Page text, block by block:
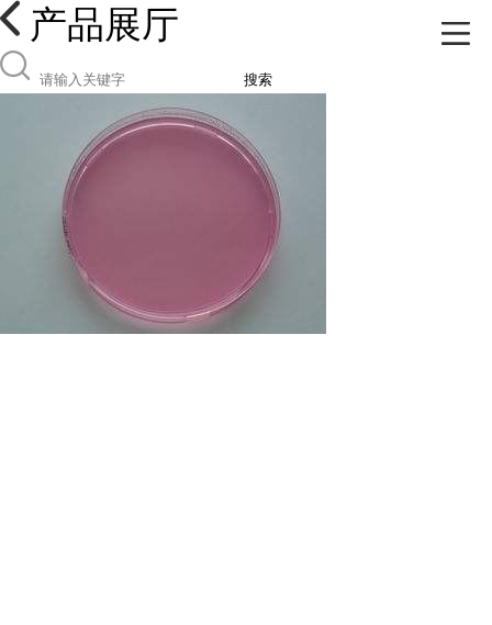
产品展厅
搜索